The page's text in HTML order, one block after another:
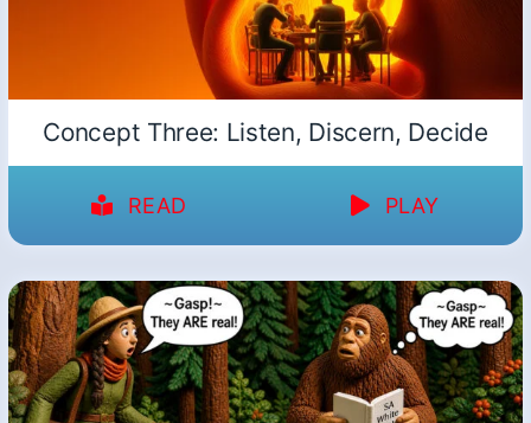
Concept Three: Listen, Discern, Decide
READ PLAY